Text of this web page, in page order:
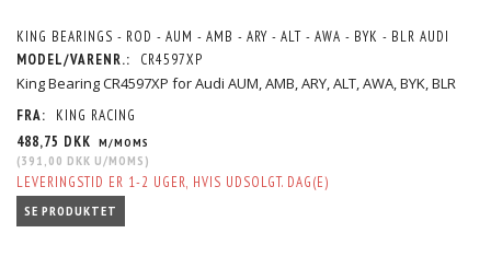
KING BEARINGS - ROD - AUM - AMB - ARY - ALT - AWA - BYK - BLR AUDI
MODEL/VARENR.:
CR4597XP
King Bearing CR4597XP for Audi AUM, AMB, ARY, ALT, AWA, BYK, BLR
FRA:
KING RACING
488,75 DKK M/MOMS
(391,00 DKK U/MOMS )
LEVERINGSTID ER 1-2 UGER, HVIS UDSOLGT. DAG(E)
SE PRODUKTET